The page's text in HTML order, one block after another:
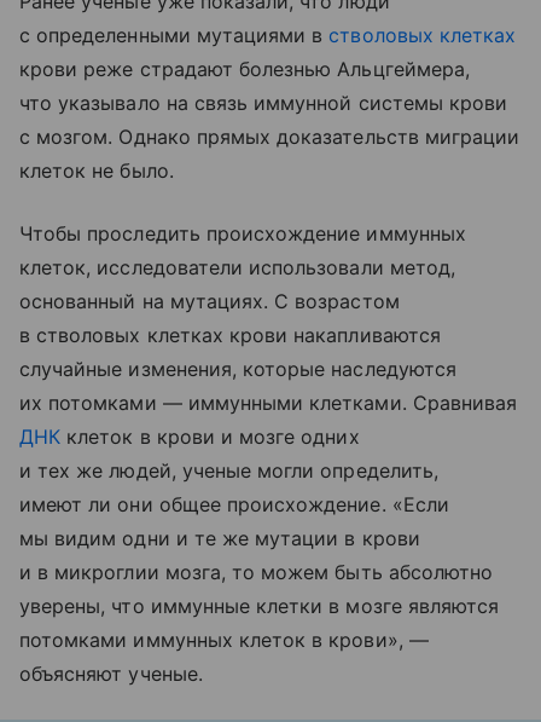
с определенными мутациями в стволовых клетках
крови реже страдают болезнью Альцгеймера,
что указывало на связь иммунной системы крови
с мозгом. Однако прямых доказательств миграции
клеток не было.
Чтобы проследить происхождение иммунных
клеток, исследователи использовали метод,
основанный на мутациях. С возрастом
в стволовых клетках крови накапливаются
случайные изменения, которые наследуются
их потомками — иммунными клетками. Сравнивая
ДНК клеток в крови и мозге одних
и тех же людей, ученые могли определить,
имеют ли они общее происхождение. «Если
мы видим одни и те же мутации в крови
и в микроглии мозга, то можем быть абсолютно
уверены, что иммунные клетки в мозге являются
потомками иммунных клеток в крови», —
объясняют ученые.